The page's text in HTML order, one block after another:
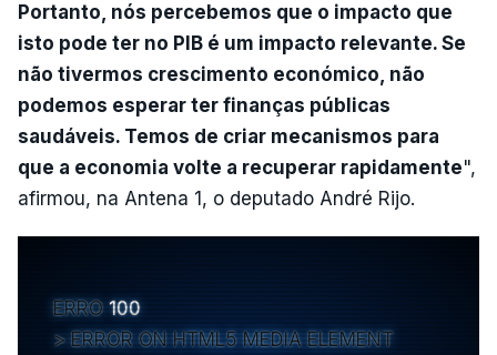
Portanto, nós percebemos que o impacto que
isto pode ter no PIB é um impacto relevante. Se
não tivermos crescimento económico, não
podemos esperar ter finanças públicas
saudáveis. Temos de criar mecanismos para
que a economia volte a recuperar rapidamente",
afirmou, na Antena 1, o deputado André Rijo.
ERRO 100
ERROR ON HTML5 MEDIA ELEMENT